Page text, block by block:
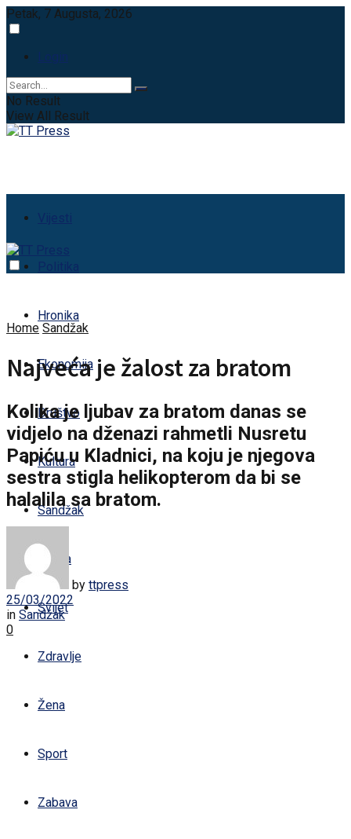
Petak, 7 Augusta, 2026
Login
No Result
View All Result
Vijesti
Politika
Hronika
Ekonomija
Društvo
Kultura
Sandžak
Regija
Svijet
Zdravlje
Žena
Sport
Zabava
Home Sandžak
Najveća je žalost za bratom
Kolika je ljubav za bratom danas se
vidjelo na dženazi rahmetli Nusretu
Papiću u Kladnici, na koju je njegova
sestra stigla helikopterom da bi se
halalila sa bratom.
by ttpress
25/03/2022
in Sandžak
0